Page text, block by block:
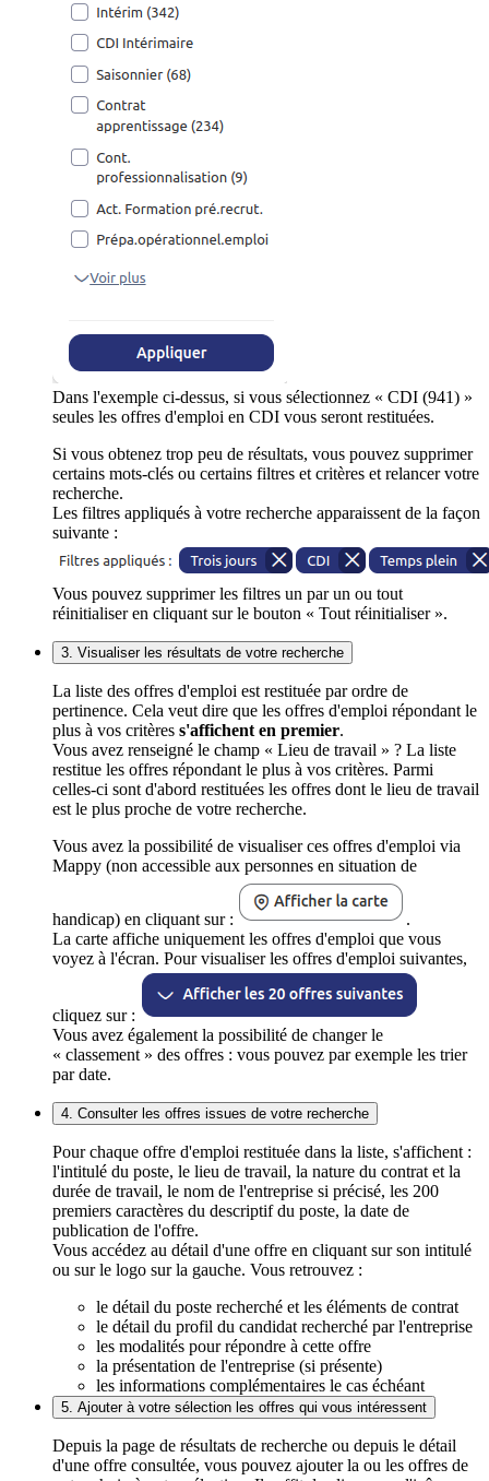
Dans l'exemple ci-dessus, si vous sélectionnez « CDI (941) »
seules les offres d'emploi en CDI vous seront restituées.
Si vous obtenez trop peu de résultats, vous pouvez supprimer
certains mots-clés ou certains filtres et critères et relancer votre
recherche.
Les filtres appliqués à votre recherche apparaissent de la façon
suivante :
Vous pouvez supprimer les filtres un par un ou tout
réinitialiser en cliquant sur le bouton « Tout réinitialiser ».
3. Visualiser les résultats de votre recherche
La liste des offres d'emploi est restituée par ordre de
pertinence. Cela veut dire que les offres d'emploi répondant le
plus à vos critères s'affichent en premier.
Vous avez renseigné le champ « Lieu de travail » ? La liste
restitue les offres répondant le plus à vos critères. Parmi
celles-ci sont d'abord restituées les offres dont le lieu de travail
est le plus proche de votre recherche.
Vous avez la possibilité de visualiser ces offres d'emploi via
Mappy (non accessible aux personnes en situation de
handicap) en cliquant sur :
.
La carte affiche uniquement les offres d'emploi que vous
voyez à l'écran. Pour visualiser les offres d'emploi suivantes,
cliquez sur :
Vous avez également la possibilité de changer le
« classement » des offres : vous pouvez par exemple les trier
par date.
4. Consulter les offres issues de votre recherche
Pour chaque offre d'emploi restituée dans la liste, s'affichent :
l'intitulé du poste, le lieu de travail, la nature du contrat et la
durée de travail, le nom de l'entreprise si précisé, les 200
premiers caractères du descriptif du poste, la date de
publication de l'offre.
Vous accédez au détail d'une offre en cliquant sur son intitulé
ou sur le logo sur la gauche. Vous retrouvez :
le détail du poste recherché et les éléments de contrat
le détail du profil du candidat recherché par l'entreprise
les modalités pour répondre à cette offre
la présentation de l'entreprise (si présente)
les informations complémentaires le cas échéant
5. Ajouter à votre sélection les offres qui vous intéressent
Depuis la page de résultats de recherche ou depuis le détail
d'une offre consultée, vous pouvez ajouter la ou les offres de